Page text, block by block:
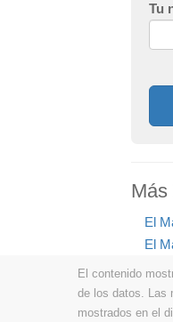
Tu
Más
El
El
El contenido
de los datos. Las
mostrados en el